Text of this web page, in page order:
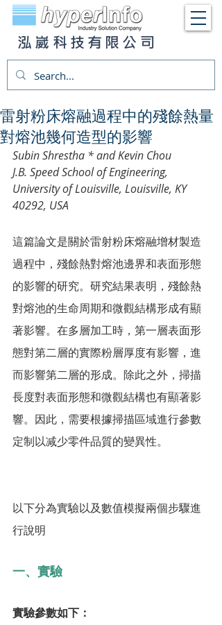
泓崴科技有限公司
雷射粉床熔融過程中的殘餘熱量
對熔池幾何造型的影響
Subin Shrestha * and Kevin Chou
J.B. Speed School of Engineering,
University of Louisville, Louisville, KY
40292, USA
這篇論文是關於雷射粉床熔融增材製造
過程中，殘餘熱對熔池邊界和表面形態
的影響的研究。研究結果表明，殘餘熱
對熔池的生命周期和微觀結構形成有顯
著影響。在多層加工時，第一層表面形
態對第二層的實際粉層厚度有影響，進
而影響第二層的形成。除此之外，掃描
長度對表面形態和微觀結構也有顯著影
響。因此，需要根據掃描區域進行參數
定制以减少零件品質的變異性。
以下分為實驗以及數值模擬兩個步驟進
行說明
一、實驗
實驗參數如下：